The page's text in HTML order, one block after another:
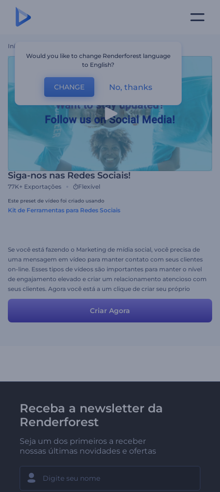
Início
Siga-nos nas Redes Sociais!
77K+ Exportações Flexível
Este preset de vídeo foi criado usando
Kit de Ferramentas para Redes Sociais
Se você está fazendo o Marketing de mídia social, você precisa de
uma mensagem em vídeo para manter contato com seus clientes
on-line. Esses tipos de vídeos são importantes para manter o nível
de engajamento elevado e criar um relacionamento atencioso com
seus clientes. Agora você está a um clique de criar seu próprio
vídeo de mídia social por meio dessa história pronta. Você pode
alterar as cenas, escolher os estilos e cores, carregar sua música e
deixar o Renderforest fazer o resto para você :)
Criar Agora
Receba a newsletter da
Renderforest
Seja um dos primeiros a receber
nossas últimas novidades e ofertas
Would you like to change Renderforest language
to English?
CHANGE No, thanks